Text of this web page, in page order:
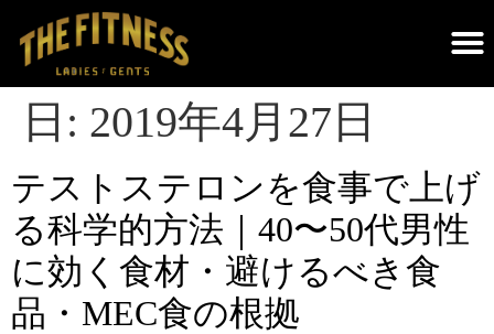
日: 2019年4月27日
テストステロンを食事で上げ
る科学的方法｜40〜50代男性
に効く食材・避けるべき食
品・MEC食の根拠